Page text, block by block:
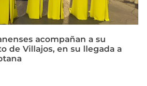
acompañan a su
de Villajos, en su llegada a